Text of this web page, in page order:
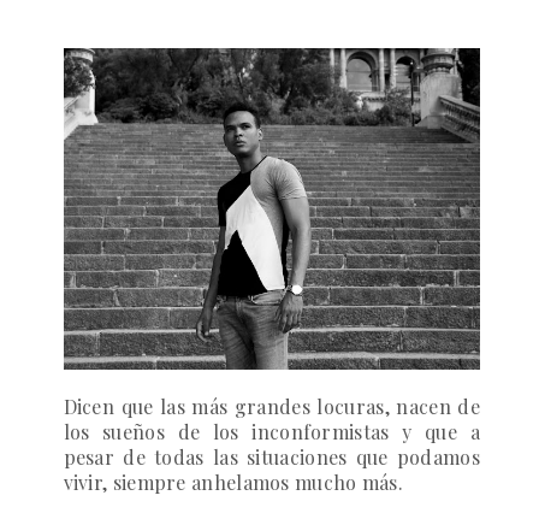
Dicen que las más grandes locuras, nacen de
los sueños de los inconformistas y que a
pesar de todas las situaciones que podamos
vivir, siempre anhelamos mucho más.